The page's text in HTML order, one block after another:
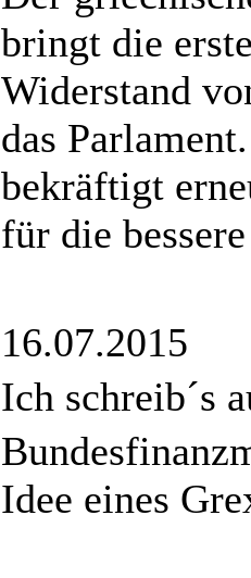
bringt die
Widerstand
das
bekräftigt
für die
16.07.2015
Ich schreib´s
Idee eines